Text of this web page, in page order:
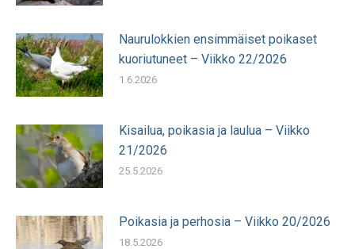
Naurulokkien ensimmäiset poikaset
kuoriutuneet – Viikko 22/2026
1.6.2026
Kisailua, poikasia ja laulua – Viikko
21/2026
25.5.2026
Poikasia ja perhosia – Viikko 20/2026
18.5.2026